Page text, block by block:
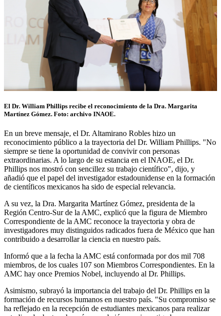
El Dr. William Phillips recibe el reconocimiento de la Dra. Margarita
Martínez Gómez. Foto: archivo INAOE.
En un breve mensaje, el Dr. Altamirano Robles hizo un
reconocimiento público a la trayectoria del Dr. William Phillips. "No
siempre se tiene la oportunidad de convivir con personas
extraordinarias. A lo largo de su estancia en el INAOE, el Dr.
Phillips nos mostró con sencillez su trabajo científico", dijo, y
añadió que el papel del investigador estadounidense en la formación
de científicos mexicanos ha sido de especial relevancia.
A su vez, la Dra. Margarita Martínez Gómez, presidenta de la
Región Centro-Sur de la AMC, explicó que la figura de Miembro
Correspondiente de la AMC reconoce la trayectoria y obra de
investigadores muy distinguidos radicados fuera de México que han
contribuido a desarrollar la ciencia en nuestro país.
Informó que a la fecha la AMC está conformada por dos mil 708
miembros, de los cuales 107 son Miembros Correspondientes. En la
AMC hay once Premios Nobel, incluyendo al Dr. Phillips.
Asimismo, subrayó la importancia del trabajo del Dr. Phillips en la
formación de recursos humanos en nuestro país. "Su compromiso se
ha reflejado en la recepción de estudiantes mexicanos para realizar